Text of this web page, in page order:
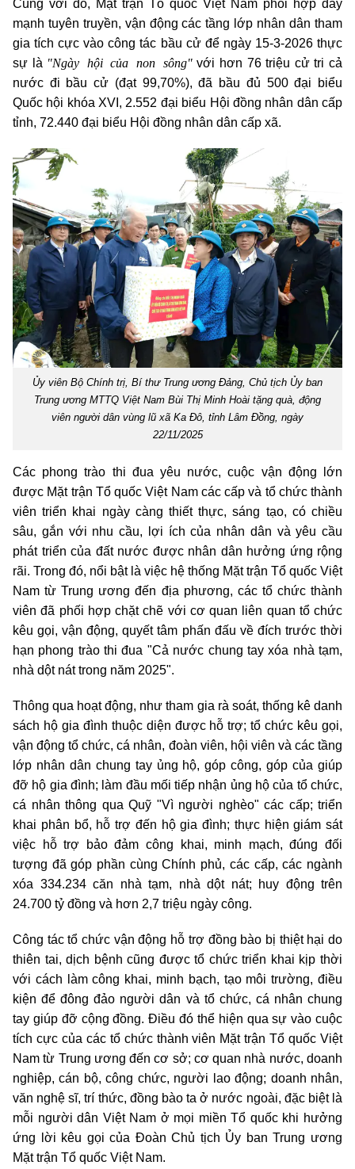
Cùng với đó, Mặt trận Tổ quốc Việt Nam phối hợp đẩy
mạnh tuyên truyền, vận động các tầng lớp nhân dân tham
gia tích cực vào công tác bầu cử để ngày 15-3-2026 thực
sự là "Ngày hội của non sông"với hơn 76 triệu cử tri cả
nước đi bầu cử (đạt 99,70%), đã bầu đủ 500 đại biểu
Quốc hội khóa XVI, 2.552 đại biểu Hội đồng nhân dân cấp
tỉnh, 72.440 đại biểu Hội đồng nhân dân cấp xã.
Ủy viên Bộ Chính trị, Bí thư Trung ương Đảng, Chủ tịch Ủy ban
Trung ương MTTQ Việt Nam Bùi Thị Minh Hoài tặng quà, động
viên người dân vùng lũ xã Ka Đô, tỉnh Lâm Đồng, ngày
22/11/2025
Các phong trào thi đua yêu nước, cuộc vận động lớn
được Mặt trận Tổ quốc Việt Nam các cấp và tổ chức thành
viên triển khai ngày càng thiết thực, sáng tạo, có chiều
sâu, gắn với nhu cầu, lợi ích của nhân dân và yêu cầu
phát triển của đất nước được nhân dân hưởng ứng rộng
rãi. Trong đó, nổi bật là việc hệ thống Mặt trận Tổ quốc Việt
Nam từ Trung ương đến địa phương, các tổ chức thành
viên đã phối hợp chặt chẽ với cơ quan liên quan tổ chức
kêu gọi, vận động, quyết tâm phấn đấu về đích trước thời
hạn phong trào thi đua "Cả nước chung tay xóa nhà tạm,
nhà dột nát trong năm 2025".
Thông qua hoạt động, như tham gia rà soát, thống kê danh
sách hộ gia đình thuộc diện được hỗ trợ; tổ chức kêu gọi,
vận động tổ chức, cá nhân, đoàn viên, hội viên và các tầng
lớp nhân dân chung tay ủng hộ, góp công, góp của giúp
đỡ hộ gia đình; làm đầu mối tiếp nhận ủng hộ của tổ chức,
cá nhân thông qua Quỹ "Vì người nghèo" các cấp; triển
khai phân bổ, hỗ trợ đến hộ gia đình; thực hiện giám sát
việc hỗ trợ bảo đảm công khai, minh mạch, đúng đối
tượng đã góp phần cùng Chính phủ, các cấp, các ngành
xóa 334.234 căn nhà tạm, nhà dột nát; huy động trên
24.700 tỷ đồng và hơn 2,7 triệu ngày công.
Công tác tổ chức vận động hỗ trợ đồng bào bị thiệt hại do
thiên tai, dịch bệnh cũng được tổ chức triển khai kịp thời
với cách làm công khai, minh bạch, tạo môi trường, điều
kiện để đông đảo người dân và tổ chức, cá nhân chung
tay giúp đỡ cộng đồng. Điều đó thể hiện qua sự vào cuộc
tích cực của các tổ chức thành viên Mặt trận Tổ quốc Việt
Nam từ Trung ương đến cơ sở; cơ quan nhà nước, doanh
nghiệp, cán bộ, công chức, người lao động; doanh nhân,
văn nghệ sĩ, trí thức, đồng bào ta ở nước ngoài, đặc biệt là
mỗi người dân Việt Nam ở mọi miền Tổ quốc khi hưởng
ứng lời kêu gọi của Đoàn Chủ tịch Ủy ban Trung ương
Mặt trận Tổ quốc Việt Nam.